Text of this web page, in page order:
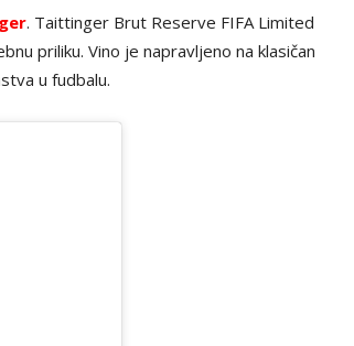
. Taittinger Brut Reserve FIFA Limited
priliku. Vino je napravljeno na klasičan
u fudbalu.